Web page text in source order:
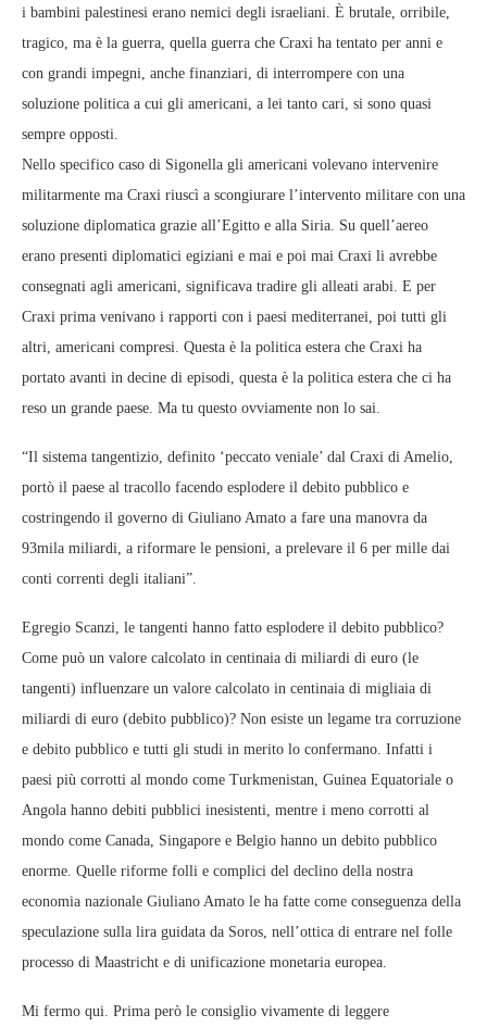
i bambini palestinesi erano nemici degli israeliani. È brutale, orribile,
tragico, ma è la guerra, quella guerra che Craxi ha tentato per anni e
con grandi impegni, anche finanziari, di interrompere con una
soluzione politica a cui gli americani, a lei tanto cari, si sono quasi
sempre opposti.
Nello specifico caso di Sigonella gli americani volevano intervenire
militarmente ma Craxi riuscì a scongiurare l’intervento militare con una
soluzione diplomatica grazie all’Egitto e alla Siria. Su quell’aereo
erano presenti diplomatici egiziani e mai e poi mai Craxi li avrebbe
consegnati agli americani, significava tradire gli alleati arabi. E per
Craxi prima venivano i rapporti con i paesi mediterranei, poi tutti gli
altri, americani compresi. Questa è la politica estera che Craxi ha
portato avanti in decine di episodi, questa è la politica estera che ci ha
reso un grande paese. Ma tu questo ovviamente non lo sai.
“Il sistema tangentizio, definito ‘peccato veniale’ dal Craxi di Amelio,
portò il paese al tracollo facendo esplodere il debito pubblico e
costringendo il governo di Giuliano Amato a fare una manovra da
93mila miliardi, a riformare le pensioni, a prelevare il 6 per mille dai
conti correnti degli italiani”.
Egregio Scanzi, le tangenti hanno fatto esplodere il debito pubblico?
Come può un valore calcolato in centinaia di miliardi di euro (le
tangenti) influenzare un valore calcolato in centinaia di migliaia di
miliardi di euro (debito pubblico)? Non esiste un legame tra corruzione
e debito pubblico e tutti gli studi in merito lo confermano. Infatti i
paesi più corrotti al mondo come Turkmenistan, Guinea Equatoriale o
Angola hanno debiti pubblici inesistenti, mentre i meno corrotti al
mondo come Canada, Singapore e Belgio hanno un debito pubblico
enorme. Quelle riforme folli e complici del declino della nostra
economia nazionale Giuliano Amato le ha fatte come conseguenza della
speculazione sulla lira guidata da Soros, nell’ottica di entrare nel folle
processo di Maastricht e di unificazione monetaria europea.
Mi fermo qui. Prima però le consiglio vivamente di leggere